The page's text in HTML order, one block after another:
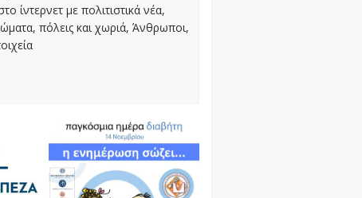
ίντερνετ με πολιτιστικά νέα,
πόλεις και χωριά, Άνθρωποι,